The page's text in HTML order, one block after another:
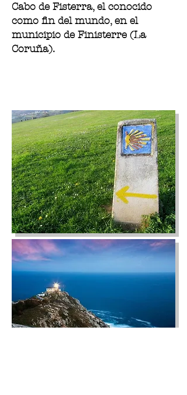
Cabo de Fisterra, el conocido
como fin del mundo, en el
municipio de Finisterre (La
Coruña).